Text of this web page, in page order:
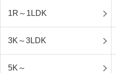
1R～1LDK
3K～3LDK
5K～